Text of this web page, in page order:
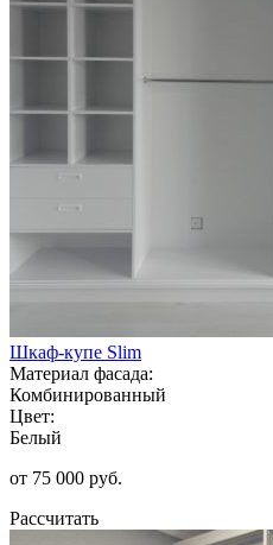
Шкаф-купе Slim
Материал фасада:
Комбинированный
Цвет:
Белый
от 75 000 руб.
Рассчитать